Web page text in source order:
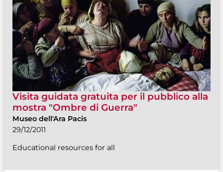
Visita guidata gratuita per il pubblico alla
mostra "Ombre di Guerra"
Museo dell'Ara Pacis
29/12/2011
Educational resources for all